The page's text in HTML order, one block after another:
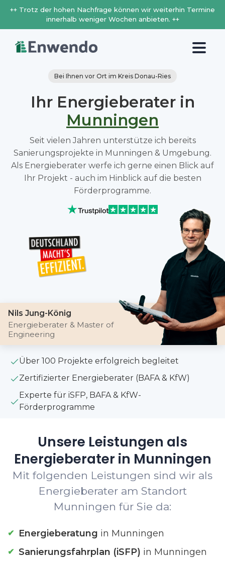
++ Trotz der hohen Nachfrage können wir weiterhin Termine
innerhalb weniger Wochen anbieten. ++
Bei Ihnen vor Ort im Kreis Donau-Ries
Ihr Energieberater in
Munningen
Seit vielen Jahren unterstütze ich bereits
Sanierungsprojekte in Munningen & Umgebung.
Als Energieberater werfe ich gerne einen Blick auf
Ihr Projekt - auch im Hinblick auf die besten
Förderprogramme.
Nils Jung-König
Energieberater & Master of
Engineering
Über 100 Projekte erfolgreich begleitet
Zertifizierter Energieberater (BAFA & KfW)
Experte für iSFP, BAFA & KfW-
Förderprogramme
Unsere Leistungen als
Energieberater in Munningen
Mit folgenden Leistungen sind wir als
Energieberater am Standort
Munningen für Sie da:
Energieberatung in Munningen
Sanierungsfahrplan (iSFP) in Munningen